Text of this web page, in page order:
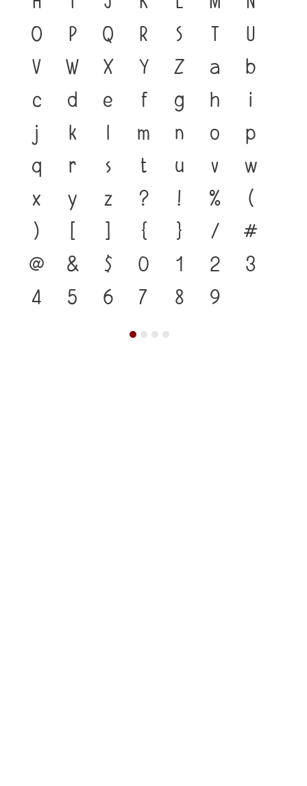
O
P Q R S T
U
V
W X Y Z a
b
c
d e f g h
i
j
k l m n o
p
q
r s t u v
w
x
y z ? ! %
(
)
[ ] { } /
#
@
& $ 0 1 2
3
4
5 6 7 8 9